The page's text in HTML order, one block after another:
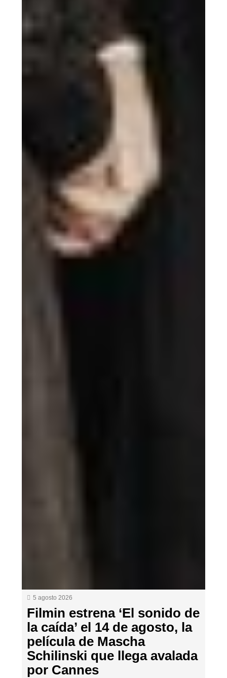
5 agosto 2026
Filmin estrena ‘El sonido de
la caída’ el 14 de agosto, la
película de Mascha
Schilinski que llega avalada
por Cannes